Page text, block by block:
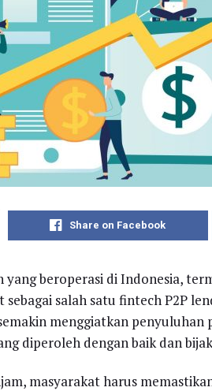
Share on Facebook
yang beroperasi di Indonesia,
salah satu fintech P2P
menggiatkan
diperoleh dengan baik dan
masyarakat harus